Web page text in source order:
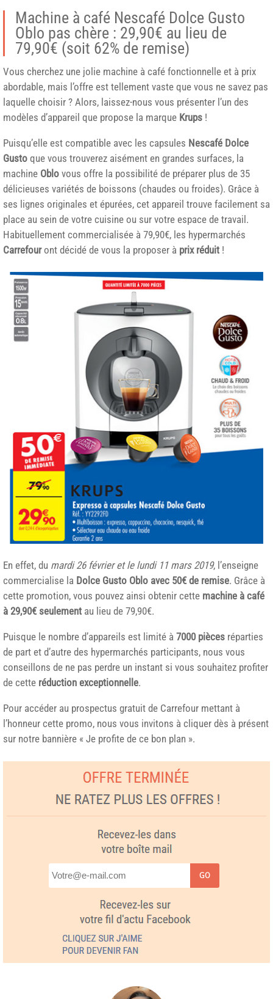
Machine à café Nescafé Dolce Gusto
Oblo pas chère : 29,90€ au lieu de
79,90€ (soit 62% de remise)
Vous cherchez une jolie machine à café fonctionnelle et à prix
abordable, mais l’offre est tellement vaste que vous ne savez pas
laquelle choisir ? Alors, laissez-nous vous présenter l’un des
modèles d’appareil que propose la marque Krups !
Puisqu’elle est compatible avec les capsules Nescafé Dolce
Gusto que vous trouverez aisément en grandes surfaces, la
machine Oblo vous offre la possibilité de préparer plus de 35
délicieuses variétés de boissons (chaudes ou froides). Grâce à
ses lignes originales et épurées, cet appareil trouve facilement sa
place au sein de votre cuisine ou sur votre espace de travail.
Habituellement commercialisée à 79,90€, les hypermarchés
Carrefouront décidé de vous la proposer à prix réduit !
En effet, du mardi 26 février et le lundi 11 mars 2019, l’enseigne
commercialise la Dolce Gusto Oblo avec 50€ de remise. Grâce à
cette promotion, vous pouvez ainsi obtenir cette machine à café
à 29,90€ seulement au lieu de 79,90€.
Puisque le nombre d’appareils est limité à 7000 pièces réparties
de part et d’autre des hypermarchés participants, nous vous
conseillons de ne pas perdre un instant si vous souhaitez profiter
de cette réduction exceptionnelle.
Pour accéder au prospectus gratuit de Carrefour mettant à
l’honneur cette promo, nous vous invitons à cliquer dès à présent
sur notre bannière « Je profite de ce bon plan ».
GO